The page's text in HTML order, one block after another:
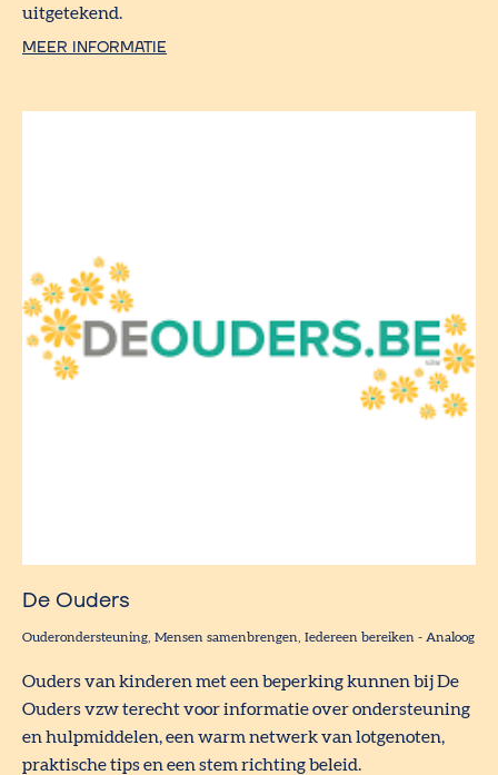
uitgetekend.
MEER INFORMATIE
De Ouders
Ouderondersteuning Mensen samenbrengen Iedereen bereiken - Analoog
Ouders van kinderen met een beperking kunnen bij De
Ouders vzw terecht voor informatie over ondersteuning
en hulpmiddelen, een warm netwerk van lotgenoten,
praktische tips en een stem richting beleid.